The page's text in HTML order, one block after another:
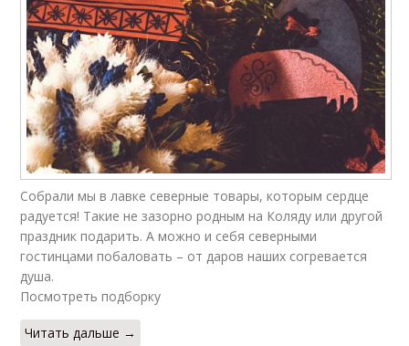
Собрали мы в лавке северные товары, которым сердце
радуется! Такие не зазорно родным на Коляду или другой
праздник подарить. А можно и себя северными
гостинцами побаловать – от даров наших согревается
душа.
Посмотреть подборку
Читать дальше →